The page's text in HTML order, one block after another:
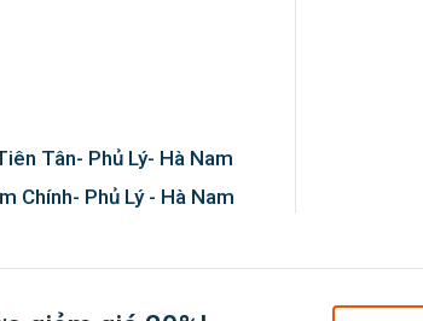
Tân- Phủ Lý- Hà Nam
Chính- Phủ Lý - Hà Nam